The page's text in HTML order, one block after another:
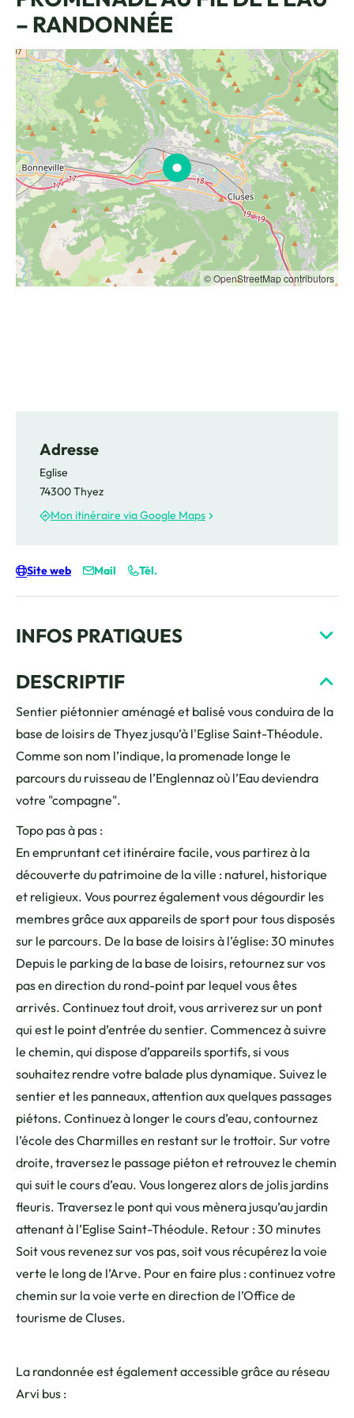
– RANDONNÉE
INFOS PRATIQUES
DESCRIPTIF
Sentier piétonnier aménagé et balisé vous conduira de la
base de loisirs de Thyez jusqu’à l'Eglise Saint-Théodule.
Comme son nom l’indique, la promenade longe le
parcours du ruisseau de l’Englennaz où l’Eau deviendra
votre "compagne".
Topo pas à pas :
En empruntant cet itinéraire facile, vous partirez à la
découverte du patrimoine de la ville : naturel, historique
et religieux. Vous pourrez également vous dégourdir les
membres grâce aux appareils de sport pour tous disposés
sur le parcours. De la base de loisirs à l’église: 30 minutes
Depuis le parking de la base de loisirs, retournez sur vos
pas en direction du rond-point par lequel vous êtes
arrivés. Continuez tout droit, vous arriverez sur un pont
qui est le point d’entrée du sentier. Commencez à suivre
le chemin, qui dispose d’appareils sportifs, si vous
souhaitez rendre votre balade plus dynamique. Suivez le
sentier et les panneaux, attention aux quelques passages
piétons. Continuez à longer le cours d’eau, contournez
l’école des Charmilles en restant sur le trottoir. Sur votre
droite, traversez le passage piéton et retrouvez le chemin
qui suit le cours d’eau. Vous longerez alors de jolis jardins
fleuris. Traversez le pont qui vous mènera jusqu’au jardin
attenant à l’Eglise Saint-Théodule. Retour : 30 minutes
Soit vous revenez sur vos pas, soit vous récupérez la voie
verte le long de l’Arve. Pour en faire plus : continuez votre
chemin sur la voie verte en direction de l’Office de
tourisme de Cluses.
La randonnée est également accessible grâce au réseau
Arvi bus :
© OpenStreetMap contributors
Adresse
Eglise
74300 Thyez
Mon itinéraire via Google Maps
Site web Mail Tél.